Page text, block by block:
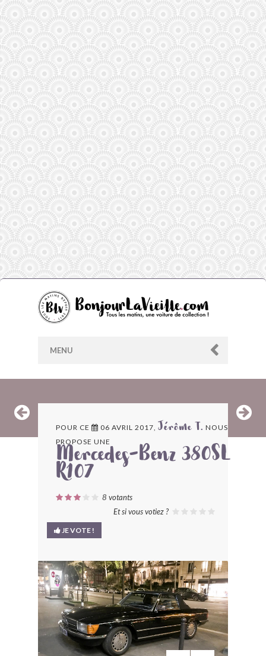
MENU
ARCHIVES
LES CONTRIBUTEURS
MODÈLES ET MARQUES
COMMENT FONCTIONNE BLV ?
POUR CE 06 AVRIL 2017, Jérôme T. NOUS
PROPOSE UNE
Mercedes-Benz 380SL
R107
8 votants
Et si vous votiez ?
JE VOTE !